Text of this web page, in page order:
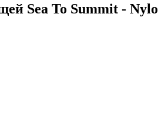
Sea To Summit -